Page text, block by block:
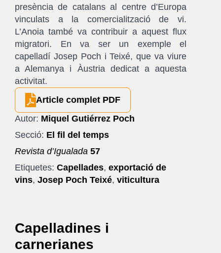
presència de catalans al centre d’Europa
vinculats a la comercialització de vi.
L’Anoia també va contribuir a aquest flux
migratori. En va ser un exemple el
capelladí Josep Poch i Teixé, que va viure
a Alemanya i Àustria dedicat a aquesta
activitat.
Article complet PDF
Autor: Miquel Gutiérrez Poch
Secció: El fil del temps
Revista d’Igualada 57
Etiquetes: Capellades, exportació de
vins, Josep Poch Teixé, viticultura
Capelladines i
carnerianes